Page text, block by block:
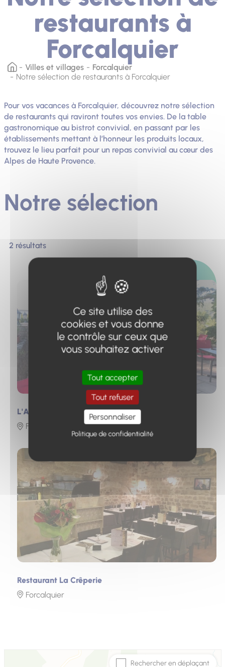
restaurants à
Forcalquier
Villes et villages
Forcalquier
Notre sélection de restaurants à Forcalquier
Pour vos vacances à Forcalquier, découvrez notre sélection
de restaurants qui raviront toutes vos envies. De la table
gastronomique au bistrot convivial, en passant par les
établissements mettant à l’honneur les produits locaux,
trouvez le lieu parfait pour un repas convivial au cœur des
Alpes de Haute Provence.
Notre sélection
2 résultats
L'Auberge du Bas Chalus
Forcalquier
Restaurant La Crêperie
Forcalquier
Photo
Ce site utilise des
cookies et vous donne
le contrôle sur ceux que
vous souhaitez activer
Tout accepter
Tout refuser
Personnaliser
Politique de confidentialité